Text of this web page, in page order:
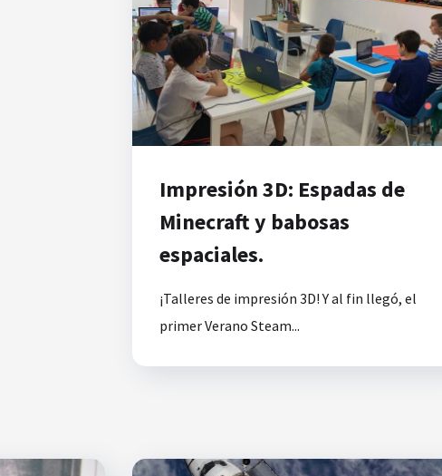
Impresión 3D: Espadas de
Minecraft y babosas
espaciales.
¡Talleres de impresión 3D! Y al fin llegó, el
primer Verano Steam...